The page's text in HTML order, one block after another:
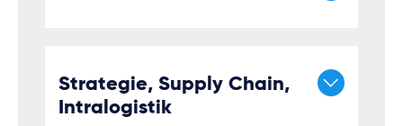
Strategie, Supply Chain,
Intralogistik